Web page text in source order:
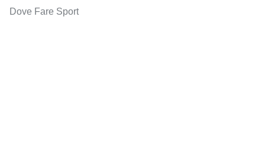
Dove Fare Sport